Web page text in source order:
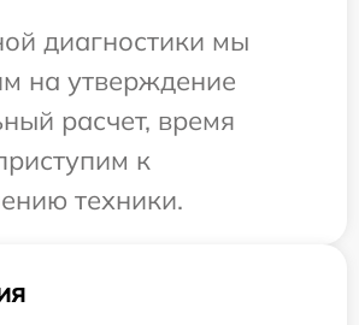
диагностики мы
на утверждение
расчет, время
к
техники.